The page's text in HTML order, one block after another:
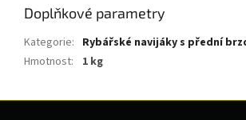
Doplňkové parametry
Kategorie: Rybářské navijáky s přední
Hmotnost: 1 kg